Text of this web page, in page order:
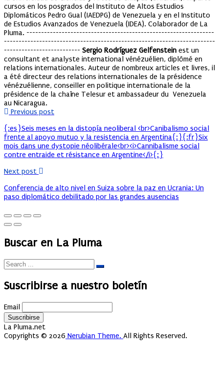
cursos en los posgrados del Instituto de Altos Estudios
Diplomáticos Pedro Gual (IAEDPG) de Venezuela y en el Instituto
de Estudios Avanzados de Venezuela (IDEA). Colaborador de La
Pluma. ----------------------------------------------------------------
------------------------------------------------------------------------
-------------------------- Sergio Rodríguez Gelfenstein est un
consultant et analyste international vénézuélien, diplômé en
relations internationales. Auteur de nombreux articles et livres, il
a été directeur des relations internationales de la présidence
vénézuélienne, conseiller en politique internationale de la
présidence de la chaîne Telesur et ambassadeur du Venezuela
au Nicaragua.
Previous post
{:es}Seis meses en la distopía neoliberal <br>Canibalismo social
frente al apoyo mutuo y la resistencia en Argentina{:}{:fr}Six
mois dans une dystopie néolibérale<br><i>Cannibalisme social
contre entraide et résistance en Argentine</i>{:}
Next post
Conferencia de alto nivel en Suiza sobre la paz en Ucrania: Un
paso diplomático debilitado por las grandes ausencias
Buscar en La Pluma
Suscribirse a nuestro boletín
Email
La Pluma.net
Copyrights © 2026 Nerubian Theme. All Rights Reserved.